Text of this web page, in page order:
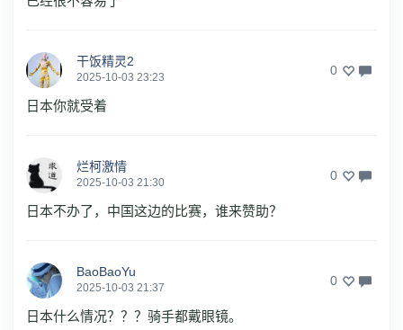
干饭精灵2
2025-10-03 23:23 0
日本你就受着
烂柯激情
2025-10-03 21:30 0
日本不办了，中国这边的比赛，谁来赞助？
BaoBaoYu
2025-10-03 21:37 0
日本什么情况？？？骑手都戴眼镜。